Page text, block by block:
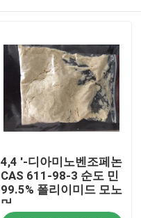
4,4 '-디아미노벤조페논
CAS 611-98-3 순도 민
99.5% 폴리이미드 모노
머